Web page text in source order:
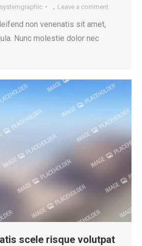
systemgraphic Leave a comment
non venenatis sit amet,
Nunc molestie dolor nec
scele risque volutpat